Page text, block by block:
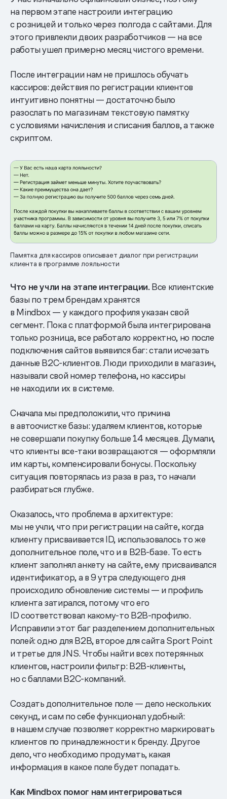
на первом этапе настроили интеграцию
с розницей и только через полгода с сайтами. Для
этого привлекли двоих разработчиков — на все
работы ушел примерно месяц чистого времени.
После интеграции нам не пришлось обучать
кассиров: действия по регистрации клиентов
интуитивно понятны — достаточно было
разослать по магазинам текстовую памятку
с условиями начисления и списания баллов, а также
скриптом.
Памятка для кассиров описывает диалог при регистрации
клиента в программе лояльности
Что не учли на этапе интеграции. Все клиентские
базы по трем брендам хранятся
в Mindbox — у каждого профиля указан свой
сегмент. Пока с платформой была интегрирована
только розница, все работало корректно, но после
подключения сайтов выявился баг: стали исчезать
данные B2C-клиентов. Люди приходили в магазин,
называли свой номер телефона, но кассиры
не находили их в системе.
Сначала мы предположили, что причина
в автоочистке базы: удаляем клиентов, которые
не совершали покупку больше 14 месяцев. Думали,
что клиенты все-таки возвращаются — оформляли
им карты, компенсировали бонусы. Поскольку
ситуация повторялась из раза в раз, то начали
разбираться глубже.
Оказалось, что проблема в архитектуре:
мы не учли, что при регистрации на сайте, когда
клиенту присваивается ID, использовалось то же
дополнительное поле, что и в B2B-базе. То есть
клиент заполнял анкету на сайте, ему присваивался
идентификатор, а в 9 утра следующего дня
происходило обновление системы — и профиль
клиента затирался, потому что его
ID соответствовал какому-то B2B-профилю.
Исправили этот баг разделением дополнительных
полей: одно для B2B, второе для сайта Sport Point
и третье для JNS. Чтобы найти всех потерянных
клиентов, настроили фильтр: B2B-клиенты,
но с баллами B2C-компаний.
Создать дополнительное поле — дело нескольких
секунд, и сам по себе функционал удобный:
в нашем случае позволяет корректно маркировать
клиентов по принадлежности к бренду. Другое
дело, что необходимо продумать, какая
информация в какое поле будет попадать.
Как Mindbox помог нам интегрироваться